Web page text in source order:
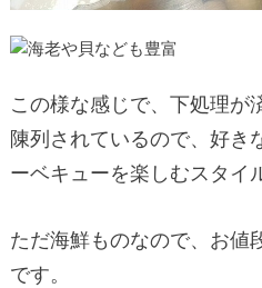
この様な感じで、下処理が
陳列されているので、好き
ーベキューを楽しむスタイ
ただ海鮮ものなので、お値
です。